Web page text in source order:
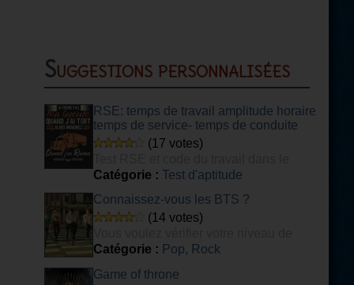
Suggestions personnalisées
RSE: temps de travail amplitude horaire
temps de service- temps de conduite
(17 votes)
transport
Catégorie : Test d'aptitude
Connaissez-vous les BTS ?
(14 votes)
connaissance du groupe de K-POP BTS ?
Catégorie : Pop, Rock
Game of throne